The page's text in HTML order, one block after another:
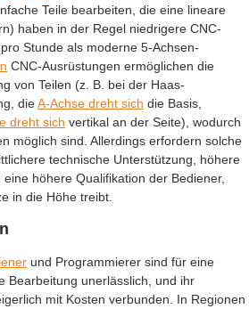
Teile bearbeiten, die eine lineare
haben in der Regel niedrigere CNC-
Stunde als moderne 5-Achsen-
CNC-Ausrüstungen ermöglichen die
von Teilen (z. B. bei der Haas-
dieA-Achse dreht sich die Basis,
dreht sich vertikal an der Seite), wodurch
möglich sind. Allerdings erfordern solche
technische Unterstützung, höhere
höhere Qualifikation der Bediener,
in die Höhe treibt.
und Programmierer sind für eine
Bearbeitung unerlässlich, und ihr
mit Kosten verbunden. In Regionen